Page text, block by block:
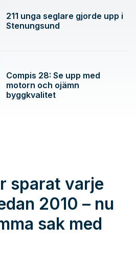
211 unga seglare gjorde upp i
Stenungsund
Compis 28: Se upp med
motorn och ojämn
byggkvalitet
sparat varje
2010 – nu
sak med